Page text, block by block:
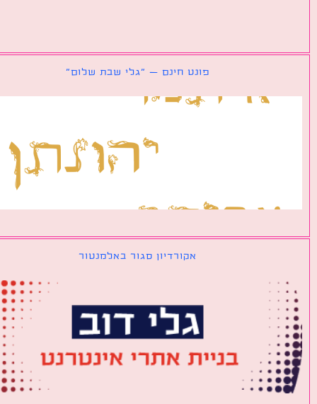
פונט חינם – ״גלי שבת שלום״
אקורדיון סגור באלמנטור